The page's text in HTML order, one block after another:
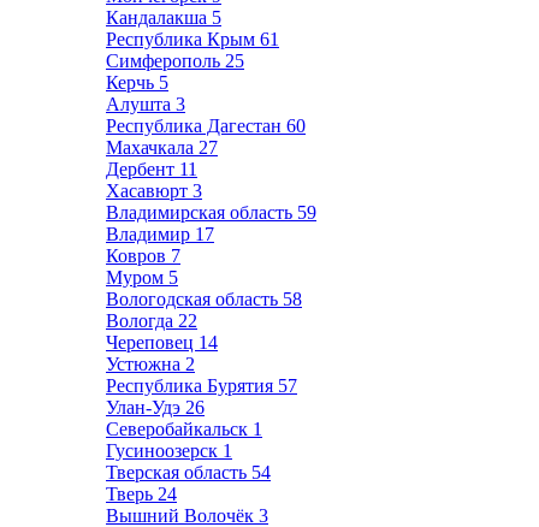
Кандалакша 5
Республика Крым 61
Симферополь 25
Керчь 5
Алушта 3
Республика Дагестан 60
Махачкала 27
Дербент 11
Хасавюрт 3
Владимирская область 59
Владимир 17
Ковров 7
Муром 5
Вологодская область 58
Вологда 22
Череповец 14
Устюжна 2
Республика Бурятия 57
Улан-Удэ 26
Северобайкальск 1
Гусиноозерск 1
Тверская область 54
Тверь 24
Вышний Волочёк 3